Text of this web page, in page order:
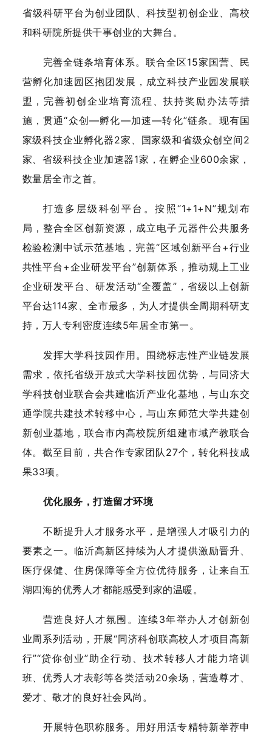
省级科研平台为创业团队、科技型初创企业、高校
和科研院所提供干事创业的大舞台。
完善全链条培育体系。联合全区15家国营、民
营孵化加速园区抱团发展，成立科技产业园发展联
盟，完善初创企业培育流程、扶持奖励办法等措
施，贯通“众创—孵化—加速—转化”链条。现有国
家级科技企业孵化器2家、国家级和省级众创空间2
家、省级科技企业加速器1家，在孵企业600余家，
数量居全市之首。
打造多层级科创平台。按照“1+1+N”规划布
局，整合全区创新资源，成立电子元器件公共服务
检验检测中试示范基地，完善“区域创新平台+行业
共性平台+企业研发平台”创新体系，推动规上工业
企业研发平台、研发活动“全覆盖”，省级以上创新
平台达114家、全市最多，为人才提供全周期科研支
持，万人专利密度连续5年居全市第一。
发挥大学科技园作用。围绕标志性产业链发展
需求，依托省级开放式大学科技园优势，与同济大
学科技创业联合会共建临沂产业化基地，与山东交
通学院共建技术转移中心，与山东师范大学共建创
新创业基地，联合市内高校院所组建市域产教联合
体。截至目前，共合作专家团队27个，转化科技成
果33项。
优化服务，打造留才环境
不断提升人才服务水平，是增强人才吸引力的
要素之一。临沂高新区持续为人才提供激励晋升、
医疗保健、住房保障等全方位优待服务，让来自五
湖四海的优秀人才都能感受到家的温暖。
营造良好人才氛围。连续3年举办人才创新创
业周系列活动，开展“同济科创联高校人才项目高新
行”“贷你创业”助企行动、技术转移人才能力培训
班、优秀人才表彰等各类活动20余场，营造尊才、
爱才、敬才的良好社会风尚。
开展特色职称服务。用好用活专精特新举荐申